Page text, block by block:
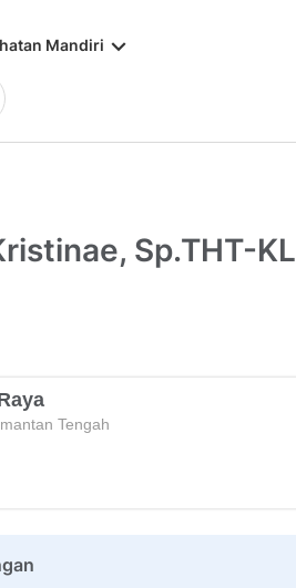
Mandiri keyboard_arrow_down
Sp.THT-KL
Tengah